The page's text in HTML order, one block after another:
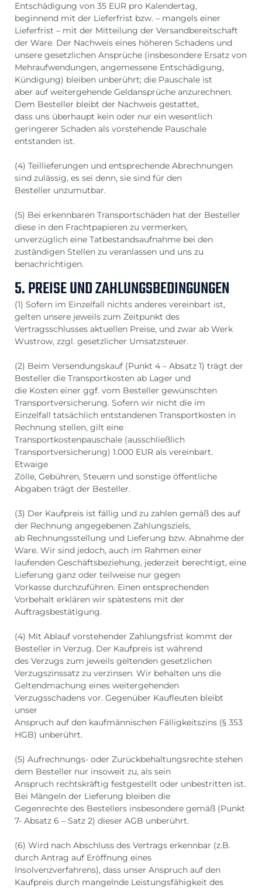
Entschädigung von 35 EUR pro Kalendertag,
beginnend mit der Lieferfrist bzw. – mangels einer
Lieferfrist – mit der Mitteilung der Versandbereitschaft
der Ware. Der Nachweis eines höheren Schadens und
unsere gesetzlichen Ansprüche (insbesondere Ersatz von
Mehraufwendungen, angemessene Entschädigung,
Kündigung) bleiben unberührt; die Pauschale ist
aber auf weitergehende Geldansprüche anzurechnen.
Dem Besteller bleibt der Nachweis gestattet,
dass uns überhaupt kein oder nur ein wesentlich
geringerer Schaden als vorstehende Pauschale
entstanden ist.
(4) Teillieferungen und entsprechende Abrechnungen
sind zulässig, es sei denn, sie sind für den
Besteller unzumutbar.
(5) Bei erkennbaren Transportschäden hat der Besteller
diese in den Frachtpapieren zu vermerken,
unverzüglich eine Tatbestandsaufnahme bei den
zuständigen Stellen zu veranlassen und uns zu
benachrichtigen.
5. PREISE UND ZAHLUNGSBEDINGUNGEN
(1) Sofern im Einzelfall nichts anderes vereinbart ist,
gelten unsere jeweils zum Zeitpunkt des
Vertragsschlusses aktuellen Preise, und zwar ab Werk
Wustrow, zzgl. gesetzlicher Umsatzsteuer.
(2) Beim Versendungskauf (Punkt 4 – Absatz 1) trägt der
Besteller die Transportkosten ab Lager und
die Kosten einer ggf. vom Besteller gewünschten
Transportversicherung. Sofern wir nicht die im
Einzelfall tatsächlich entstandenen Transportkosten in
Rechnung stellen, gilt eine
Transportkostenpauschale (ausschließlich
Transportversicherung) 1.000 EUR als vereinbart.
Etwaige
Zölle, Gebühren, Steuern und sonstige öffentliche
Abgaben trägt der Besteller.
(3) Der Kaufpreis ist fällig und zu zahlen gemäß des auf
der Rechnung angegebenen Zahlungsziels,
ab Rechnungsstellung und Lieferung bzw. Abnahme der
Ware. Wir sind jedoch, auch im Rahmen einer
laufenden Geschäftsbeziehung, jederzeit berechtigt, eine
Lieferung ganz oder teilweise nur gegen
Vorkasse durchzuführen. Einen entsprechenden
Vorbehalt erklären wir spätestens mit der
Auftragsbestätigung.
(4) Mit Ablauf vorstehender Zahlungsfrist kommt der
Besteller in Verzug. Der Kaufpreis ist während
des Verzugs zum jeweils geltenden gesetzlichen
Verzugszinssatz zu verzinsen. Wir behalten uns die
Geltendmachung eines weitergehenden
Verzugsschadens vor. Gegenüber Kaufleuten bleibt
unser
Anspruch auf den kaufmännischen Fälligkeitszins (§ 353
HGB) unberührt.
(5) Aufrechnungs- oder Zurückbehaltungsrechte stehen
dem Besteller nur insoweit zu, als sein
Anspruch rechtskräftig festgestellt oder unbestritten ist.
Bei Mängeln der Lieferung bleiben die
Gegenrechte des Bestellers insbesondere gemäß (Punkt
7- Absatz 6 – Satz 2) dieser AGB unberührt.
(6) Wird nach Abschluss des Vertrags erkennbar (z.B.
durch Antrag auf Eröffnung eines
Insolvenzverfahrens), dass unser Anspruch auf den
Kaufpreis durch mangelnde Leistungsfähigkeit des